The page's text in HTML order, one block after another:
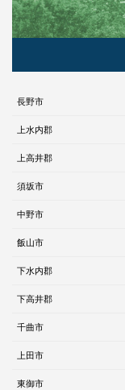
長野市
上水内郡
上高井郡
須坂市
中野市
飯山市
下水内郡
下高井郡
千曲市
上田市
東御市